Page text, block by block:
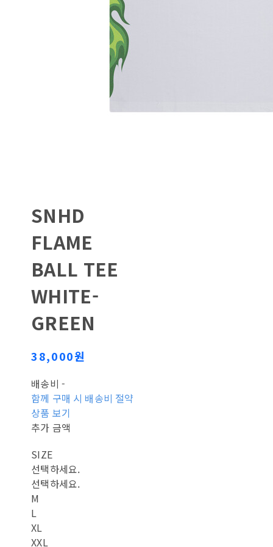
SNHD
FLAME
BALL TEE
WHITE-
GREEN
38,000원
배송비 -
함께 구매 시 배송비 절약
상품 보기
추가 금액
SIZE
선택하세요.
선택하세요.
M
L
XL
XXL